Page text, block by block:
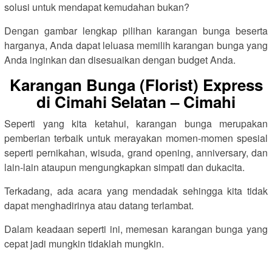
solusi untuk mendapat kemudahan bukan?
Dengan gambar lengkap pilihan karangan bunga beserta
harganya, Anda dapat leluasa memilih karangan bunga yang
Anda inginkan dan disesuaikan dengan budget Anda.
Karangan Bunga (Florist) Express
di Cimahi Selatan – Cimahi
Seperti yang kita ketahui, karangan bunga merupakan
pemberian terbaik untuk merayakan momen-momen spesial
seperti pernikahan, wisuda, grand opening, anniversary, dan
lain-lain ataupun mengungkapkan simpati dan dukacita.
Terkadang, ada acara yang mendadak sehingga kita tidak
dapat menghadirinya atau datang terlambat.
Dalam keadaan seperti ini, memesan karangan bunga yang
cepat jadi mungkin tidaklah mungkin.